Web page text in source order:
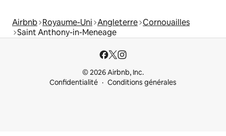
Airbnb Royaume-Uni Angleterre Cornouailles
Saint Anthony-in-Meneage
© 2026 Airbnb, Inc.
Confidentialité
Conditions générales